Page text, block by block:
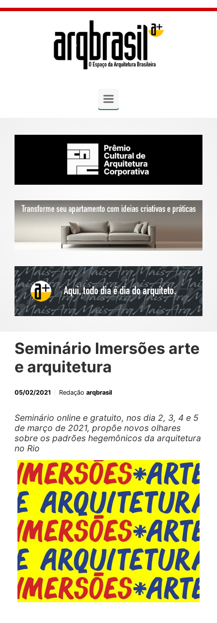
Skip to main content
Seminário Imersões arte
e arquitetura
05/02/2021 Redação arqbrasil
Seminário online e gratuito, nos dia 2, 3, 4 e 5
de março de 2021, propõe novos olhares
sobre os padrões hegemônicos da arquitetura
no Rio